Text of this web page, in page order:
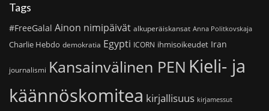
Tags
#FreeGalal Ainon nimipäivät alkuperäiskansat Anna Politkovskaja
Charlie Hebdo demokratia Egypti ICORN ihmisoikeudet Iran
journalismi Kansainvälinen PEN Kieli- ja
käännöskomitea kirjallisuus kirjamessut